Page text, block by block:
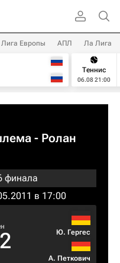
Лига Европы АПЛ Ла Лига
Теннис
06.08 21:00
- Ролан
финала
в 17:00
2 Ю. Гергес
А. Петкович